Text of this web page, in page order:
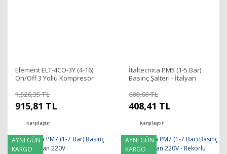
Element ELT-4CO-3Y (4-16)
On/Off 3 Yollu Kompresör
1.526,35 TL
915,81 TL
Karşılaştır
İtaltecnica PM5 (1-5 Bar)
Basınç Şalteri - İtalyan
600,60 TL
408,41 TL
Karşılaştır
AYNI GÜN
KARGO
AYNI GÜN
KARGO